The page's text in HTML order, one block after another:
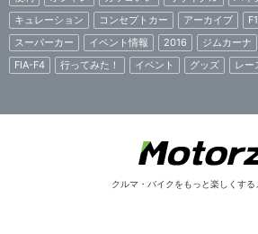
キュレーション
コンセプトカー アーカイブ F1
スーパーカー
イベント情報 2016 ジムカーナ
FIA-F4
行ってみた！ イベント グッズ レー
クルマ・バイクをもっと楽しくする